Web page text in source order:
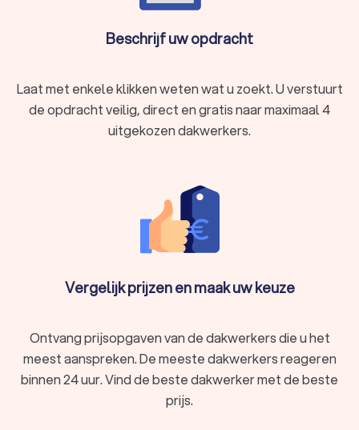
Beschrijf uw opdracht
Laat met enkele klikken weten wat u zoekt. U verstuurt
de opdracht veilig, direct en gratis naar maximaal 4
uitgekozen dakwerkers.
Vergelijk prijzen en maak uw keuze
Ontvang prijsopgaven van de dakwerkers die u het
meest aanspreken. De meeste dakwerkers reageren
binnen 24 uur. Vind de beste dakwerker met de beste
prijs.